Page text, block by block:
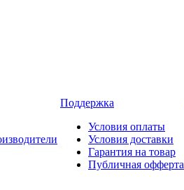
Поддержка
Условия оплаты
Условия доставки
Гарантия на товар
Публичная офферта